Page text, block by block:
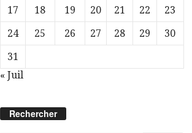
17
18 19 20 21 22
23
24
25 26 27 28 29
30
31
« Juil
Rechercher